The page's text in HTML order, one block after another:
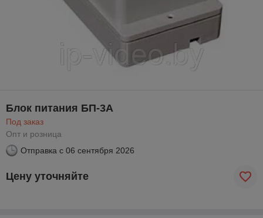
Блок питания БП-3А
Под заказ
Опт и розница
Отправка с 06 сентября 2026
Цену уточняйте